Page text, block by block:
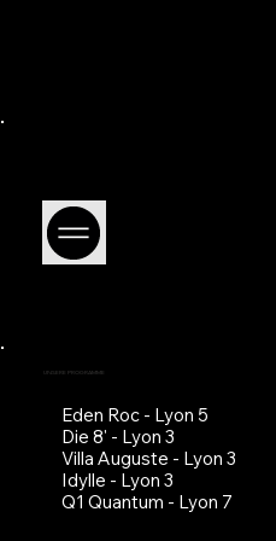
UNSERE PROGRAMME
Eden Roc - Lyon 5
Die 8' - Lyon 3
Villa Auguste - Lyon 3
Idylle - Lyon 3
Q1 Quantum - Lyon 7